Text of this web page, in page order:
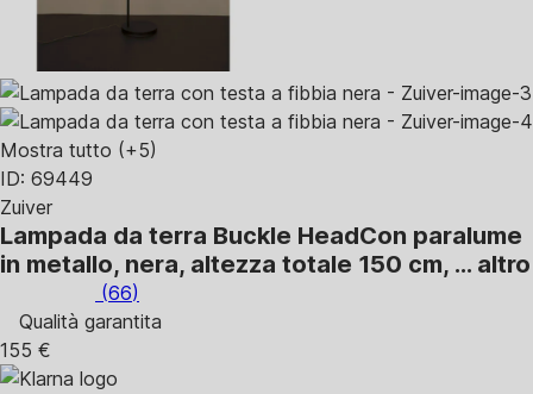
Mostra tutto (+5)
ID: 69449
Zuiver
Lampada da terra Buckle HeadCon paralume
in metallo, nera, altezza totale 150 cm, … altro
(66)
Qualità garantita
155 €